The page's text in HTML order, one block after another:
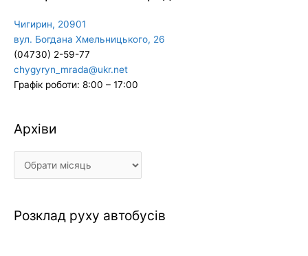
Чигирин, 20901
вул. Богдана Хмельницького, 26
(04730) 2-59-77
chygyryn_mrada@ukr.net
Графік роботи: 8:00 – 17:00
Архіви
Архіви
Розклад руху автобусів